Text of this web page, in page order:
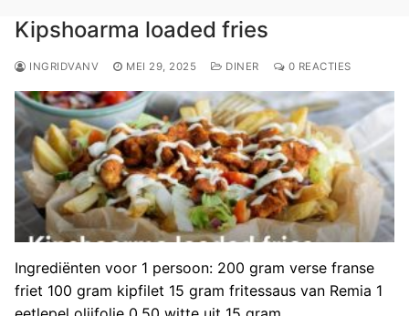
Kipshoarma loaded fries
INGRIDVANV MEI 29, 2025 DINER 0 REACTIES
Ingrediënten voor 1 persoon: 200 gram verse franse
friet 100 gram kipfilet 15 gram fritessaus van Remia 1